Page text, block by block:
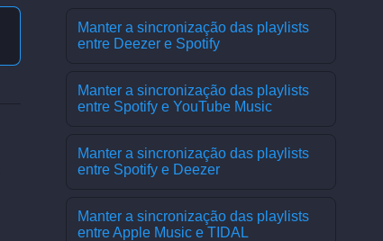
Manter a sincronização das playlists
entre Deezer e Spotify
Manter a sincronização das playlists
entre Spotify e YouTube Music
Manter a sincronização das playlists
entre Spotify e Deezer
Manter a sincronização das playlists
entre Apple Music e TIDAL